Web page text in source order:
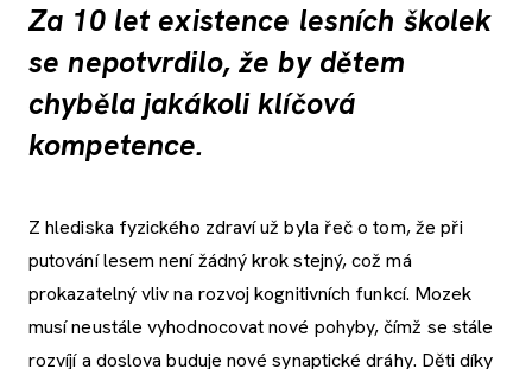
Za 10 let existence lesních školek
se nepotvrdilo, že by dětem
chyběla jakákoli klíčová
kompetence.
Z hlediska fyzického zdraví už byla řeč o tom, že při
putování lesem není žádný krok stejný, což má
prokazatelný vliv na rozvoj kognitivních funkcí. Mozek
musí neustále vyhodnocovat nové pohyby, čímž se stále
rozvíjí a doslova buduje nové synaptické dráhy. Děti díky